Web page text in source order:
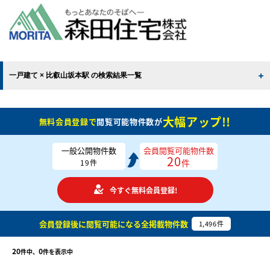
一戸建て × 比叡山坂本駅 の検索結果一覧
無料会員登録で閲覧可能物件数が大幅アップ!!
一般公開物件数
19件
会員閲覧可能物件数
20件
今すぐ無料会員登録!
会員登録後に閲覧可能になる全掲載物件数 1,496件
20件中、 0件を表示中